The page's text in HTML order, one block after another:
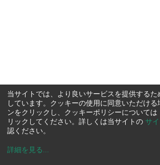
当サイトでは、より良いサービスを提供するた
しています。クッキーの使用に同意いただける
ンをクリックし、クッキーポリシーについては
リックしてください。詳しくは当サイトの サ
認ください。
詳細を見る ...